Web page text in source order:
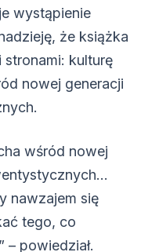
wystąpienie
że książka
kulturę
nowej generacji
wśród nowej
nawzajem się
tego, co
– powiedział.